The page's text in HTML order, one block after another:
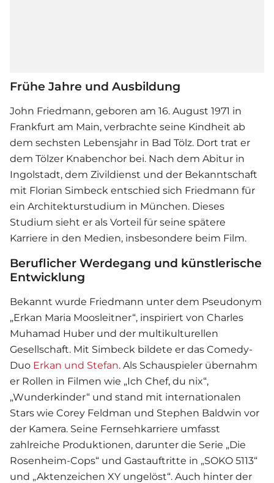
Frühe Jahre und Ausbildung
John Friedmann, geboren am 16. August 1971 in
Frankfurt am Main, verbrachte seine Kindheit ab
dem sechsten Lebensjahr in Bad Tölz. Dort trat er
dem Tölzer Knabenchor bei. Nach dem Abitur in
Ingolstadt, dem Zivildienst und der Bekanntschaft
mit Florian Simbeck entschied sich Friedmann für
ein Architekturstudium in München. Dieses
Studium sieht er als Vorteil für seine spätere
Karriere in den Medien, insbesondere beim Film.
Beruflicher Werdegang und künstlerische
Entwicklung
Bekannt wurde Friedmann unter dem Pseudonym
„Erkan Maria Moosleitner“, inspiriert von Charles
Muhamad Huber und der multikulturellen
Gesellschaft. Mit Simbeck bildete er das Comedy-
Duo Erkan und Stefan. Als Schauspieler übernahm
er Rollen in Filmen wie „Ich Chef, du nix“,
„Wunderkinder“ und stand mit internationalen
Stars wie Corey Feldman und Stephen Baldwin vor
der Kamera. Seine Fernsehkarriere umfasst
zahlreiche Produktionen, darunter die Serie „Die
Rosenheim-Cops“ und Gastauftritte in „SOKO 5113“
und „Aktenzeichen XY ungelöst“. Auch hinter der